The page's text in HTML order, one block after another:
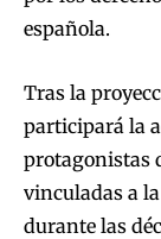
española.
Tras la
participará la
protagonistas
vinculadas a
durante las